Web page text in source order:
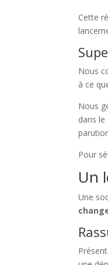
Cette
Nous
à ce
Nous
dans
Pour
Un
Une